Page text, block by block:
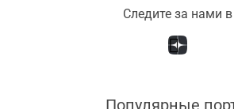
Следите за нами в
Популярные